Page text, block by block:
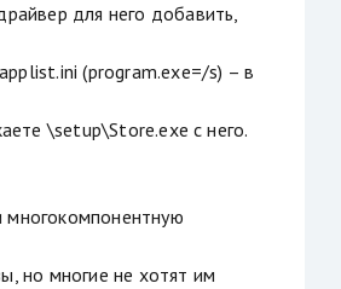
для него добавить,
(program.exe=/s) – в
\setup\Store.exe с него.
многокомпонентную
но многие не хотят им